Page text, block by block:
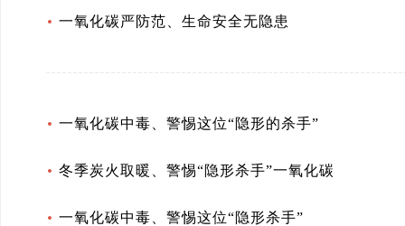
一氧化碳严防范、生命安全无隐患
一氧化碳中毒、警惕这位“隐形的杀手”
冬季炭火取暖、警惕“隐形杀手”一氧化碳
一氧化碳中毒、警惕这位“隐形杀手”